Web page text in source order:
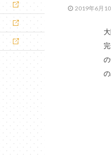
2019年6月